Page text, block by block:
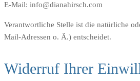
E-Mail: info@dianahirsch.com
Verantwortliche Stelle ist die natürliche
Mail-Adressen o. Ä.) entscheidet.
Widerruf Ihrer